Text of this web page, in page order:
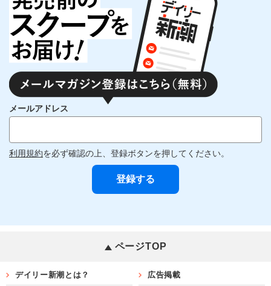
メールアドレス
利用規約を必ず確認の上、登録ボタンを押してください。
ページTOP
デイリー新潮とは？ 広告掲載